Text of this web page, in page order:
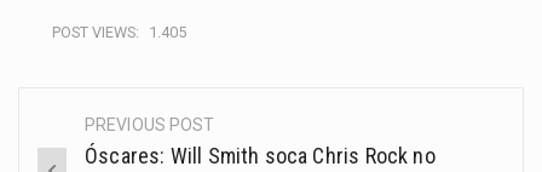
POST VIEWS: 1.405
PREVIOUS POST
Óscares: Will Smith soca Chris Rock no